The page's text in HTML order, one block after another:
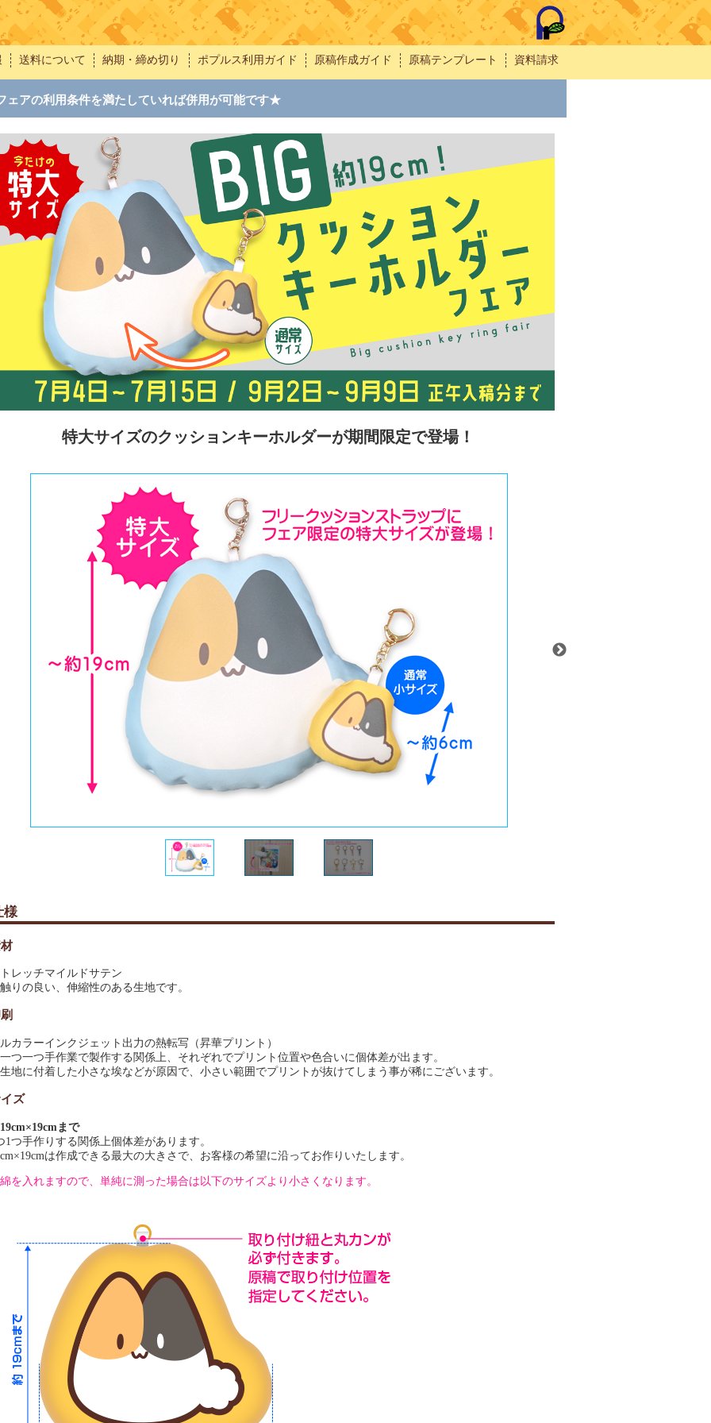
送料について 納期・締め切り ポプルス利用ガイド 原稿作成ガイド 原稿テンプレート 資料請求
ェアの利用条件を満たしていれば併用が可能です★
特大サイズのクッションキーホルダーが期間限定で登場！
様
レッチマイルドサテン
りの良い、伸縮性のある生地です。
カラーインクジェット出力の熱転写（昇華プリント）
一つ一つ手作業で製作する関係上、それぞれでプリント位置や色合いに個体差が出ます。
生地に付着した小さな埃などが原因で、小さい範囲でプリントが抜けてしまう事が稀にございます。
ズ
まで
1つ手作りする関係上個体差があります。
は作成できる最大の大きさで、お客様の希望に沿ってお作りいたします。
綿を入れますので、単純に測った場合は以下のサイズより小さくなります。